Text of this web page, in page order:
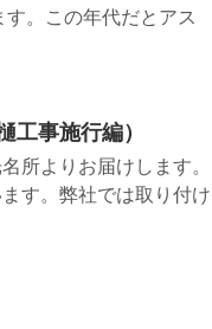
。この年代だとアス
事施行編）
所よりお届けします。
す。弊社では取り付け